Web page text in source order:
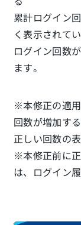
累計ログイン
く表示されてい
ログイン回数
ます。
※本修正の適
回数が増加す
正しい回数の
※本修正前に
は、ログイン